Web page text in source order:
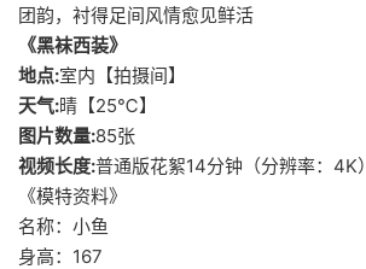
团韵，衬得足间风情愈见鲜活
《黑袜西装》
地点:室内【拍摄间】
天气:晴【25℃】
图片数量:85张
视频长度:普通版花絮14分钟（分辨率：4K）
《模特资料》
名称：小鱼
身高：167